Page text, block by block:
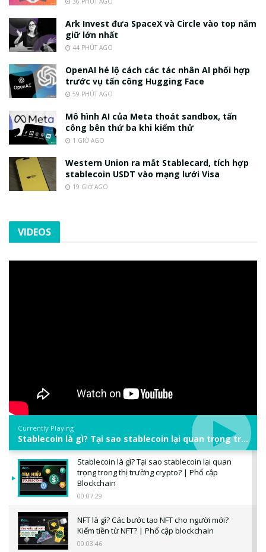
Ark Invest đưa SpaceX và Circle vào top nắm
giữ lớn nhất
44 PHÚT AGO
OpenAI hé lộ cách các tác nhân AI phối hợp
trước vụ tấn công Hugging Face
59 PHÚT AGO
Mô hình AI của Meta thoát sandbox, tấn
công bên thứ ba khi kiểm thử
1 GIỜ AGO
Western Union ra mắt Stablecard, tích hợp
stablecoin USDT vào mạng lưới Visa
19 GIỜ AGO
VIDEOS
Currently Playing
Stablecoin là gì? Tại sao stablecoin lại quan trọng trong thị trường crypto? | Phổ cập Blockchain
Stablecoin là gì? Tại sao stablecoin lại quan
trọng trong thị trường crypto? | Phổ cập
Blockchain
00:07:29
NFT là gì? Các bước tạo NFT cho người mới?
Kiếm tiền từ NFT? | Phổ cập blockchain
00:03:46